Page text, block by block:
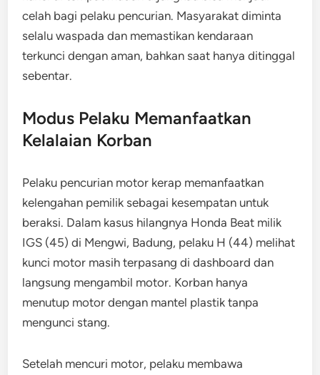
celah bagi pelaku pencurian. Masyarakat diminta
selalu waspada dan memastikan kendaraan
terkunci dengan aman, bahkan saat hanya ditinggal
sebentar.
Modus Pelaku Memanfaatkan
Kelalaian Korban
Pelaku pencurian motor kerap memanfaatkan
kelengahan pemilik sebagai kesempatan untuk
beraksi. Dalam kasus hilangnya Honda Beat milik
IGS (45) di Mengwi, Badung, pelaku H (44) melihat
kunci motor masih terpasang di dashboard dan
langsung mengambil motor. Korban hanya
menutup motor dengan mantel plastik tanpa
mengunci stang.
Setelah mencuri motor, pelaku membawa